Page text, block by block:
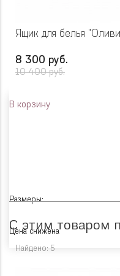
Ящик для белья
8 300 руб.
10 400 руб.
В корзину
Размеры:
Цена снижена
С этим товаром
Найдено: 5